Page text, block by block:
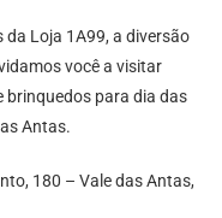
Loja 1A99, a diversão
você a visitar
brinquedos para dia das
Antas.
180 – Vale das Antas,